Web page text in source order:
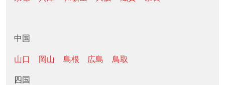
中国
山口 岡山 島根 広島 鳥取
四国